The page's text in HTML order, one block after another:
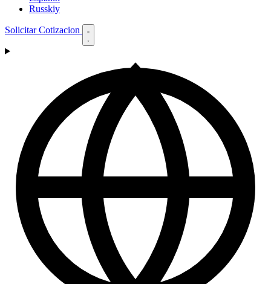
Russkiy
Solicitar Cotizacion